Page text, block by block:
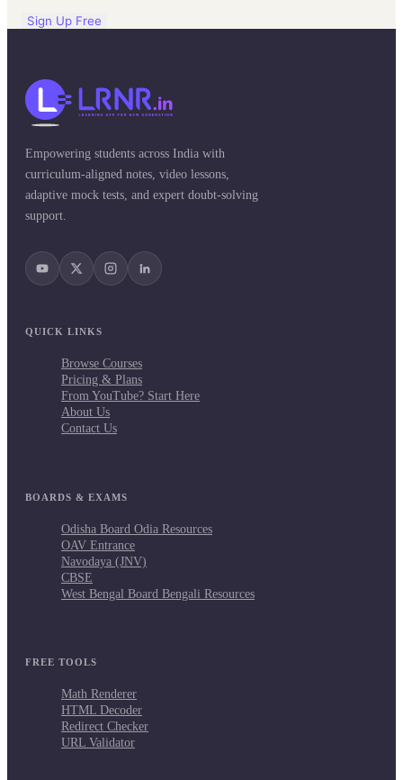
Sign Up Free
Empowering students across India with
curriculum-aligned notes, video lessons,
adaptive mock tests, and expert doubt-solving
support.
QUICK LINKS
Browse Courses
Pricing & Plans
From YouTube? Start Here
About Us
Contact Us
BOARDS & EXAMS
Odisha Board Odia Resources
OAV Entrance
Navodaya (JNV)
CBSE
West Bengal Board Bengali Resources
FREE TOOLS
Math Renderer
HTML Decoder
Redirect Checker
URL Validator